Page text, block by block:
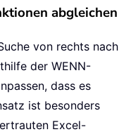
abgleichen
von rechts nach
der WENN-
dass es
ist besonders
Excel-